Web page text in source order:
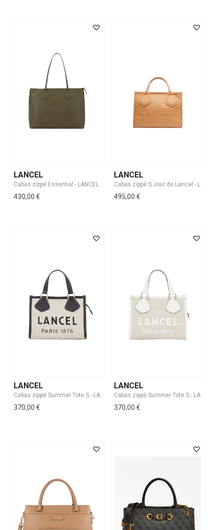
LANCEL
430,00 €
LANCEL
495,00 €
LANCEL
370,00 €
LANCEL
370,00 €